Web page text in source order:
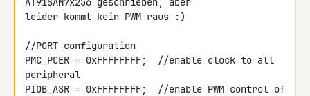
leider kommt kein PWM raus :)
//PORT configuration
PMC_PCER = 0xFFFFFFFF;  //enable clock to all
peripheral
PIOB_ASR = 0xFFFFFFFF;  //enable PWM control of